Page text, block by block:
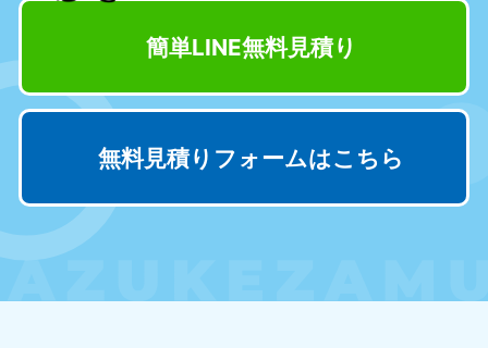
簡単LINE無料見積り
無料見積りフォームはこちら
050-1881-5146 050-1880-9900
050-1881-5144 050-1881-5156
島根県
050-1881-5145
9:00〜19:00 年中無休
香川県 徳島県